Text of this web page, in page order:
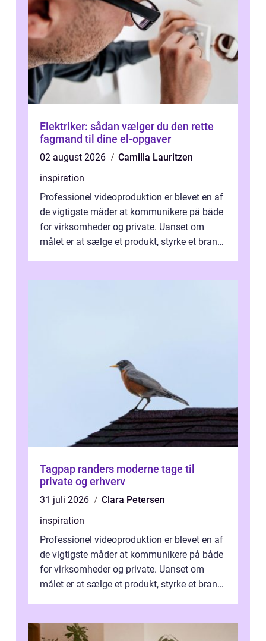
Elektriker: sådan vælger du den rette
fagmand til dine el-opgaver
02 august 2026
Camilla Lauritzen
inspiration
Professionel videoproduktion er blevet en af
de vigtigste måder at kommunikere på både
for virksomheder og private. Uanset om
målet er at sælge et produkt, styrke et brand,
Tagpap randers moderne tage til
private og erhverv
31 juli 2026
Clara Petersen
inspiration
Professionel videoproduktion er blevet en af
de vigtigste måder at kommunikere på både
for virksomheder og private. Uanset om
målet er at sælge et produkt, styrke et brand,